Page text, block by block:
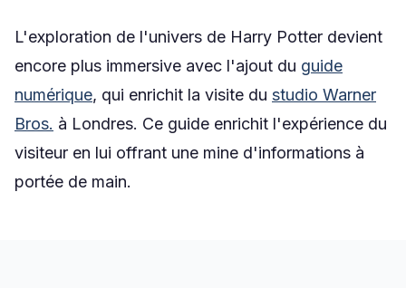
L'exploration de l'univers de Harry Potter devient
encore plus immersive avec l'ajout du guide
numérique, qui enrichit la visite du studio Warner
Bros. à Londres. Ce guide enrichit l'expérience du
visiteur en lui offrant une mine d'informations à
portée de main.